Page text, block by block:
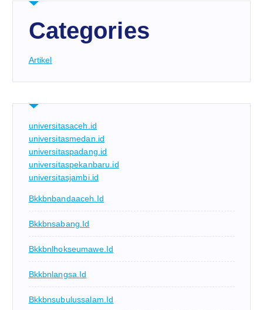
Categories
Artikel
universitasaceh.id
universitasmedan.id
universitaspadang.id
universitaspekanbaru.id
universitasjambi.id
Bkkbnbandaaceh.id
Bkkbnsabang.id
Bkkbnlhokseumawe.id
Bkkbnlangsa.id
Bkkbnsubulussalam.id